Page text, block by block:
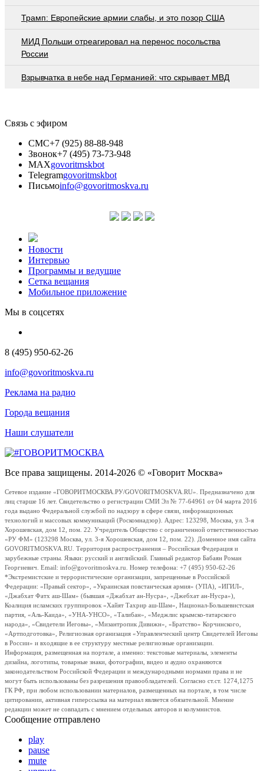
Трамп: Европейские армии слабы, и это позор США
МИД Польши отреагировал на перенос посольства
России
Взрывчатка в небе над Германией: что скрывает МВД
Связь с эфиром
СМС+7 (925) 88-88-948
Звонок+7 (495) 73-73-948
MAXgovoritmskbot
Telegramgovoritmskbot
Письмоinfo@govoritmoskva.ru
Новости
Интервью
Программы и ведущие
Сетка вещания
Мобильное приложение
Мы в соцсетях
8 (495) 950-62-26
info@govoritmoskva.ru
Реклама на радио
Города вещания
Наши слушатели
Все права защищены. 2014-2026 © «Говорит Москва»
Сетевое издание «ГОВОРИТМОСКВА.РУ/GOVORITMOSKVA.RU». Предназначено для
лиц старше 16 лет. Свидетельство о регистрации СМИ Эл № 77-64961 от 04 марта 2016
года выдано Федеральной службой по надзору в сфере связи, информационных
технологий и массовых коммуникаций (Роскомнадзор). Адрес: 123298, Москва, ул. 3-я
Хорошевская, дом 12, пом. 22. Учредитель Общество с ограниченной ответственностью
«РУ ФМ» (123298 Москва, ул. 3-я Хорошевская, дом 12, пом. 22). Доменное имя сайта
GOVORITMOSKVA.RU. Территория распространения – Российская Федерация и
зарубежные страны. Языки: русский и английский. Главный редактор Бабаян Роман
Георгиевич. Email: info@govoritmoskva.ru. Номер телефона: +7 (495) 950-62-26
*Экстремистские и террористические организации, запрещенные в Российской
Федерации: «Правый сектор», «Украинская повстанческая армия» (УПА), «ИГИЛ»,
«Джабхат Фатх аш-Шам» (бывшая «Джабхат ан-Нусра», «Джебхат ан-Нусра»),
Коалиция исламских группировок «Хайят Тахрир аш-Шам», Национал-Большевистская
партия, «Аль-Каида», «УНА-УНСО», «Талибан», «Меджлис крымско-татарского
народа», «Свидетели Иеговы», «Мизантропик Дивижн», «Братство» Корчинского,
«Артподготовка», Религиозная организация «Управленческий центр Свидетелей Иеговы
в России» и входящие в ее структуру местные религиозные организации.
Информация, размещенная на портале, а именно: текстовые материалы, элементы
дизайна, логотипы, товарные знаки, фотографии, видео и аудио охраняются
законодательством Российской Федерации и международными нормами права и не
могут быть использованы без разрешения правообладателей. Согласно ст.ст. 1274,1275
ГК РФ, при любом использовании материалов, размещенных на портале, в том числе
цитировании, активная гиперссылка на материал является обязательной. Мнение
редакции может не совпадать с мнением отдельных авторов и колумнистов.
Сообщение отправлено
play
pause
mute